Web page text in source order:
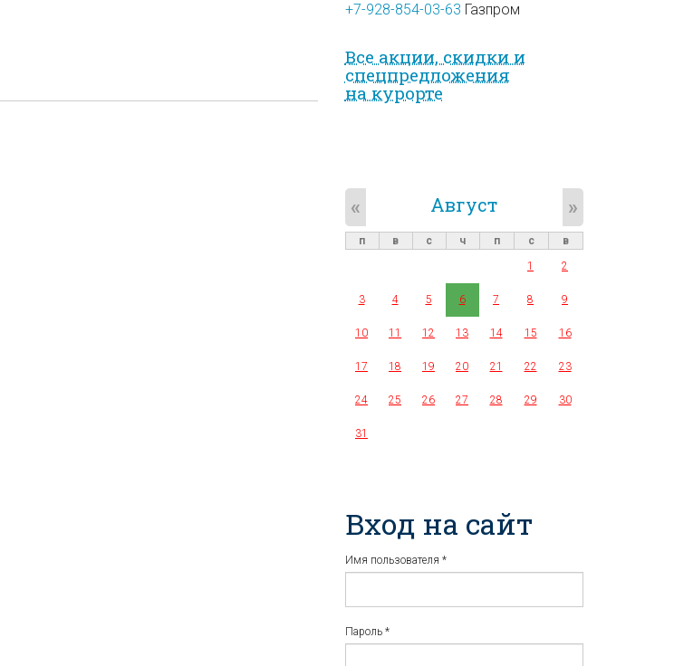
+7-928-854-03-63 Газпром
Все акции, скидки и
спец­предложе­ния
на курорте
Август
« »
п в с ч п с
в
1
2
3 4 5 6 7 8 9
10 11 12 13 14 15 16
17 18 19 20 21 22 23
24 25 26 27 28 29 30
31
Вход на сайт
Имя пользователя *
Пароль *